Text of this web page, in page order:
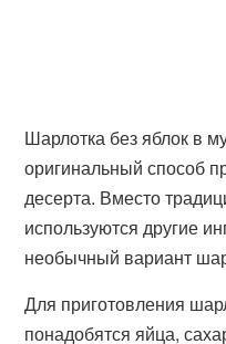
Шарлотка без яблок в
оригинальный способ
десерта. Вместо
используются другие
необычный вариант
Для приготовления
понадобятся яйца,